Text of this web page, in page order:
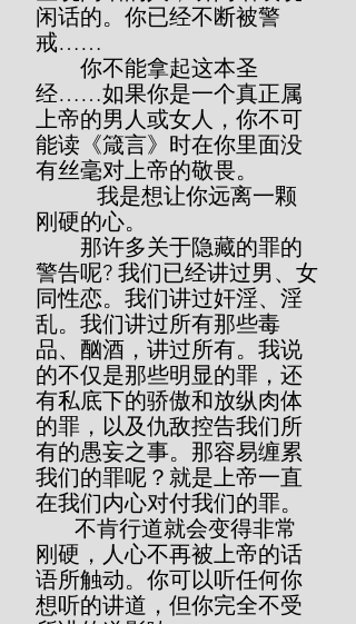
闲话的。你已经不断被警
戒……
你不能拿起这本圣
经……如果你是一个真正属
上帝的男人或女人，你不可
能读《箴言》时在你里面没
有丝毫对上帝的敬畏。
我是想让你远离一颗
刚硬的心。
那许多关于隐藏的罪的
警告呢? 我们已经讲过男、女
同性恋。我们讲过奸淫、淫
乱。我们讲过所有那些毒
品、酗酒，讲过所有。我说
的不仅是那些明显的罪，还
有私底下的骄傲和放纵肉体
的罪，以及仇敌控告我们所
有的愚妄之事。那容易缠累
我们的罪呢？就是上帝一直
在我们内心对付我们的罪。
不肯行道就会变得非常
刚硬，人心不再被上帝的话
语所触动。你可以听任何你
想听的讲道，但你完全不受